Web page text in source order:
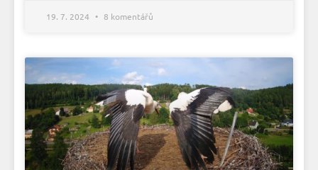
19. 7. 2024 8 komentářů